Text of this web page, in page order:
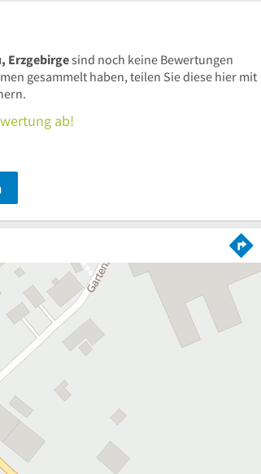
Erzgebirgesind noch keine Bewertungen
gesammelt haben, teilen Sie diese hier mit
ab!